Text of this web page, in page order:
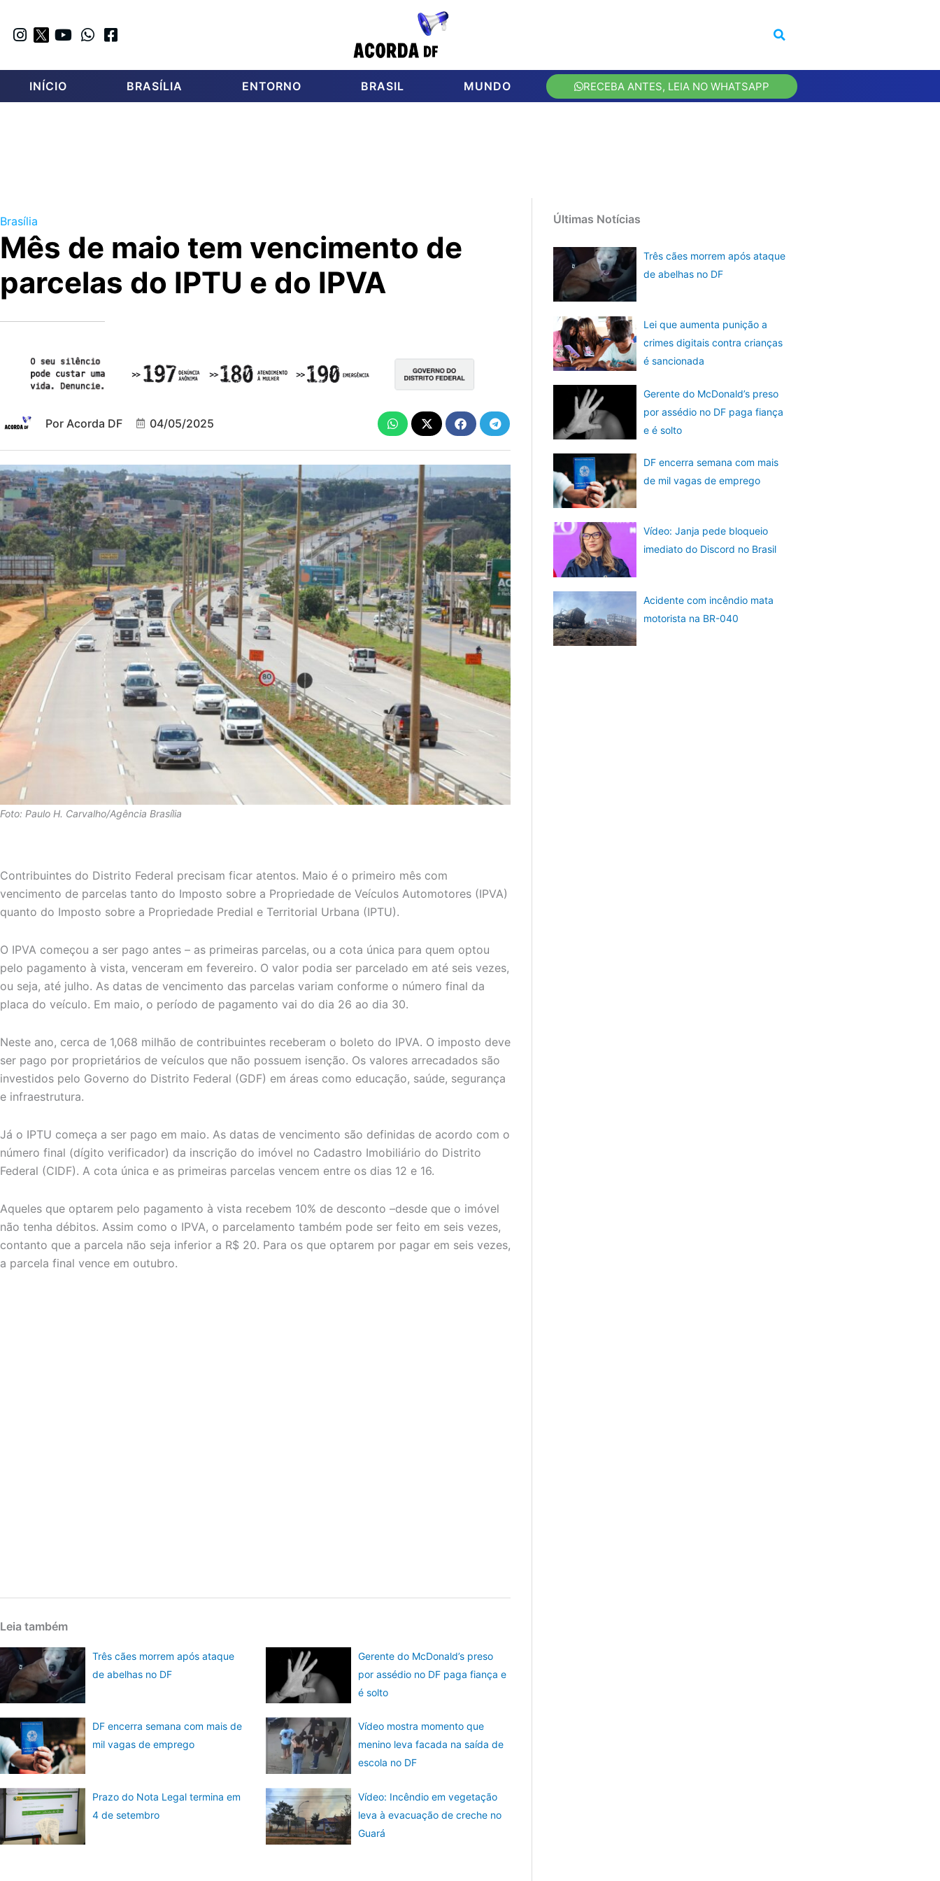
INÍCIO BRASÍLIA ENTORNO BRASIL MUNDO RECEBA ANTES, LEIA NO WHATSAPP
Brasília
Mês de maio tem vencimento de
parcelas do IPTU e do IPVA
Por Acorda DF 04/05/2025
Foto: Paulo H. Carvalho/Agência Brasília
Contribuintes do Distrito Federal precisam ficar atentos. Maio é o primeiro mês com
vencimento de parcelas tanto do Imposto sobre a Propriedade de Veículos Automotores (IPVA)
quanto do Imposto sobre a Propriedade Predial e Territorial Urbana (IPTU).
O IPVA começou a ser pago antes – as primeiras parcelas, ou a cota única para quem optou
pelo pagamento à vista, venceram em fevereiro. O valor podia ser parcelado em até seis vezes,
ou seja, até julho. As datas de vencimento das parcelas variam conforme o número final da
placa do veículo. Em maio, o período de pagamento vai do dia 26 ao dia 30.
Neste ano, cerca de 1,068 milhão de contribuintes receberam o boleto do IPVA. O imposto deve
ser pago por proprietários de veículos que não possuem isenção. Os valores arrecadados são
investidos pelo Governo do Distrito Federal (GDF) em áreas como educação, saúde, segurança
e infraestrutura.
Já o IPTU começa a ser pago em maio. As datas de vencimento são definidas de acordo com o
número final (dígito verificador) da inscrição do imóvel no Cadastro Imobiliário do Distrito
Federal (CIDF). A cota única e as primeiras parcelas vencem entre os dias 12 e 16.
Aqueles que optarem pelo pagamento à vista recebem 10% de desconto –desde que o imóvel
não tenha débitos. Assim como o IPVA, o parcelamento também pode ser feito em seis vezes,
contanto que a parcela não seja inferior a R$ 20. Para os que optarem por pagar em seis vezes,
a parcela final vence em outubro.
Leia também
Três cães morrem após ataque
de abelhas no DF
Gerente do McDonald’s preso
por assédio no DF paga fiança e
é solto
DF encerra semana com mais de
mil vagas de emprego
Vídeo mostra momento que
menino leva facada na saída de
escola no DF
Prazo do Nota Legal termina em
4 de setembro
Vídeo: Incêndio em vegetação
leva à evacuação de creche no
Guará
Últimas Notícias
Três cães morrem após ataque
de abelhas no DF
Lei que aumenta punição a
crimes digitais contra crianças
é sancionada
Gerente do McDonald’s preso
por assédio no DF paga fiança
e é solto
DF encerra semana com mais
de mil vagas de emprego
Vídeo: Janja pede bloqueio
imediato do Discord no Brasil
Acidente com incêndio mata
motorista na BR-040